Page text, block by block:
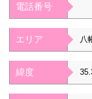
電話番号
エリア 八
緯度